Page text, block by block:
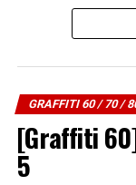
A LIRE AUSSI
[Tv : Graffiti 90]
1997) – 19 août
[Tv : Graffiti 90]
partir du 5 août
GRAFFITI 60 / 70 /
[Graffiti
5